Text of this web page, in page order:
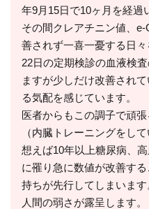
年9月15日で10ヶ月を経過
その間クレアチニン値、
善されず一喜一憂する日
22日の定期検診の血液検
ますが少しだけ改善され
る気配を感じています。
医者からもこの調子で頑
（内臓トレーニングをし
想えば10年以上糖尿病、
に罹り急に数値が改善す
持ちが先行してしまいます
人間の弱さが露呈します。